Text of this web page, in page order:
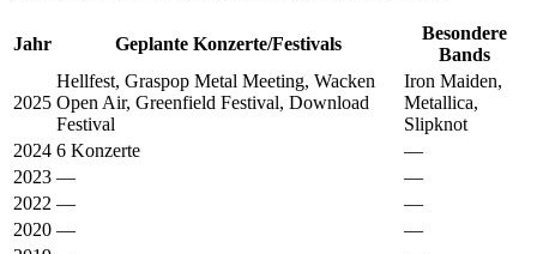
Jahr Geplante Konzerte/Festivals
Besondere
Bands
2025
Hellfest, Graspop Metal Meeting, Wacken
Open Air, Greenfield Festival, Download
Festival
Iron Maiden,
Metallica,
Slipknot
2024 6 Konzerte
—
2023 —
—
2022 —
—
2020 —
—